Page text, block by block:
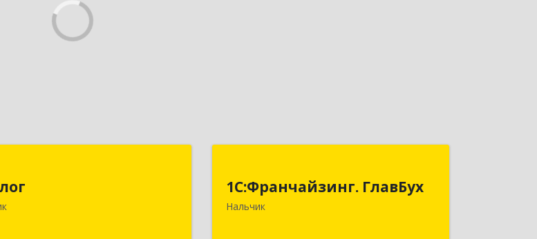
Кабардино-Балкарская Респ,
г, Калюжного ул, дом № 3,
1С:Франчайзинг. ГлавБух
Нальчик
360000, Кабардино-Балкарская Респ,
Нальчик г, Пачева ул, дом № 13, ТОД